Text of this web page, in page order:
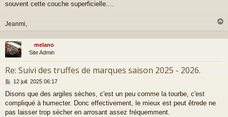
souvent cette couche superficielle....
Jeanmi,
u
melano
Site Admin
Re: Suivi des truffes de marques saison 2025 - 2026.
M
s
s
a
12 juil. 2025 06:17
Disons que des argiles sèches, c'est un peu comme la tourbe, c'est
compliqué à humecter. Donc effectivement, le mieux est peut êtrede ne
pas laisser trop sécher en arrosant assez fréquemment.